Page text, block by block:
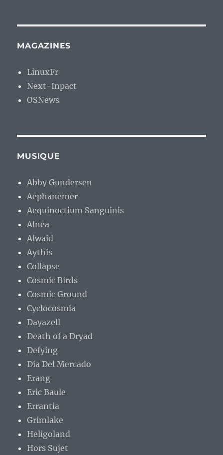
MAGAZINES
LinuxFr
Next-Inpact
OSNews
MUSIQUE
Abby Gundersen
Aephanemer
Aequinoctium Sanguinis
Alnea
Alwaid
Aythis
Collapse
Cosmic Birds
Cosmic Ground
Cyclocosmia
Dayazell
Death of a Dryad
Defying
Dia Del Mercado
Erang
Eric Baule
Errantia
Grimlake
Heligoland
Hors Sujet